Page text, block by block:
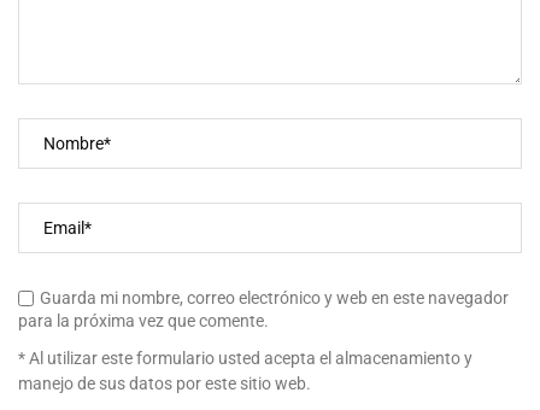
Guarda mi nombre, correo electrónico y web en este navegador
para la próxima vez que comente.
* Al utilizar este formulario usted acepta el almacenamiento y
manejo de sus datos por este sitio web.